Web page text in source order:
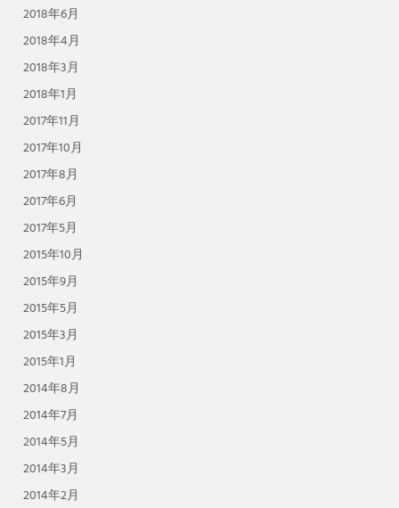
2018年6月
2018年4月
2018年3月
2018年1月
2017年11月
2017年10月
2017年8月
2017年6月
2017年5月
2015年10月
2015年9月
2015年5月
2015年3月
2015年1月
2014年8月
2014年7月
2014年5月
2014年3月
2014年2月